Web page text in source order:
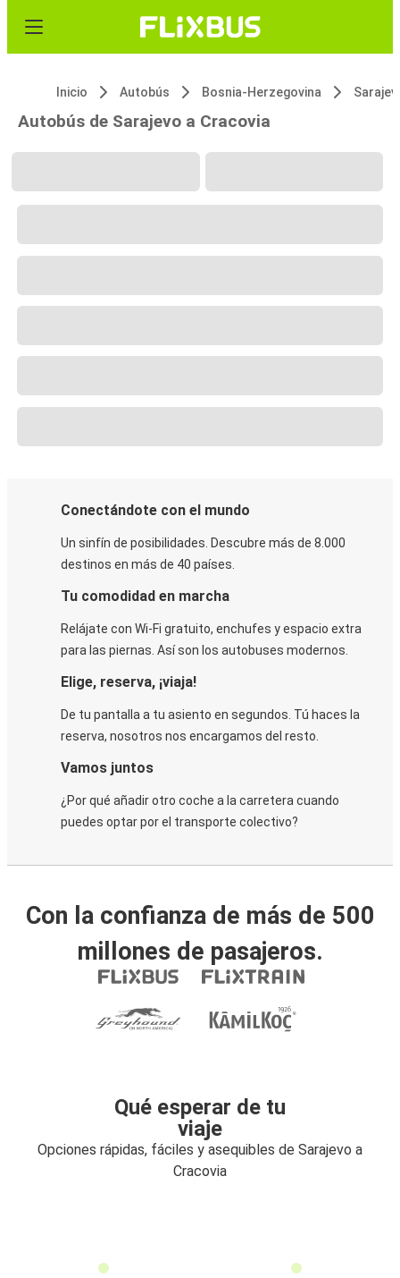
Inicio Autobús Bosnia-Herzegovina
Autobús de Sarajevo a Cracovia
Conectándote con el mundo
Un sinfín de posibilidades. Descubre más de 8.000
destinos en más de 40 países.
Tu comodidad en marcha
Relájate con Wi-Fi gratuito, enchufes y espacio extra
para las piernas. Así son los autobuses modernos.
Elige, reserva, ¡viaja!
De tu pantalla a tu asiento en segundos. Tú haces la
reserva, nosotros nos encargamos del resto.
Vamos juntos
¿Por qué añadir otro coche a la carretera cuando
puedes optar por el transporte colectivo?
Con la confianza de más de 500
millones de pasajeros.
Qué esperar de tu
viaje
Opciones rápidas, fáciles y asequibles de Sarajevo a
Cracovia